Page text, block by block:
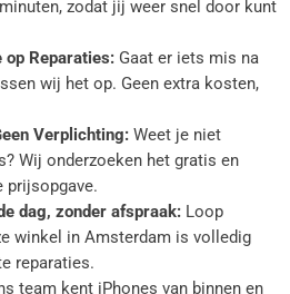
zodat jij weer snel door kunt
op Reparaties: Gaat er iets mis na
wij het op. Geen extra kosten,
Verplichting:Weet je niet
Wij onderzoeken het gratis en
prijsopgave.
dag, zonder afspraak: Loop
winkel in Amsterdam is volledig
reparaties.
team kent iPhones van binnen en